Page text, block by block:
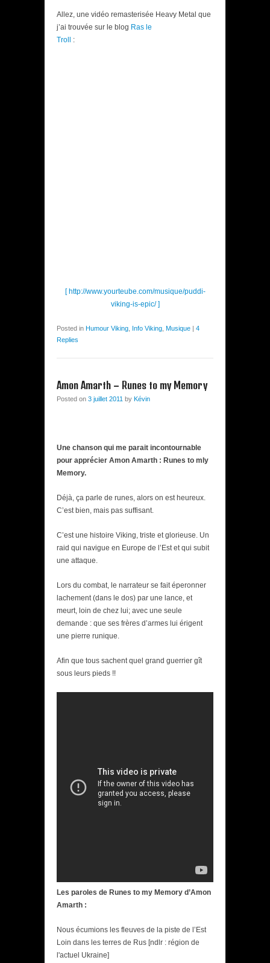
Allez, une vidéo remasterisée Heavy Metal que
j’ai trouvée sur le blog Ras le
Troll
:
[ http://www.yourteube.com/musique/puddi-
viking-is-epic/ ]
Posted in Humour Viking Info Viking Musique
4
Replies
Amon Amarth – Runes to my Memory
Posted on 3 juillet 2011 by Kévin
Une chanson qui me parait incontournable
pour apprécier Amon Amarth : Runes to mly
Memory.
Déjà, ça parle de runes, alors on est heureux.
C’est bien, mais pas suffisant.
C’est une histoire Viking, triste et glorieuse. Un
raid qui navigue en Europe de l’Est et qui subit
une attaque.
Lors du combat, le narrateur se fait éperonner
lachement (dans le dos) par une lance, et
meurt, loin de chez lui; avec une seule
demande : que ses frères d’armes lui érigent
une pierre runique.
Afin que tous sachent quel grand guerrier gît
sous leurs pieds !!
Les paroles de Runes to my Memory d’Amon
Amarth :
Nous écumions les fleuves de la piste de l’Est
Loin dans les terres de Rus [ndlr : région de
l'actuel Ukraine]